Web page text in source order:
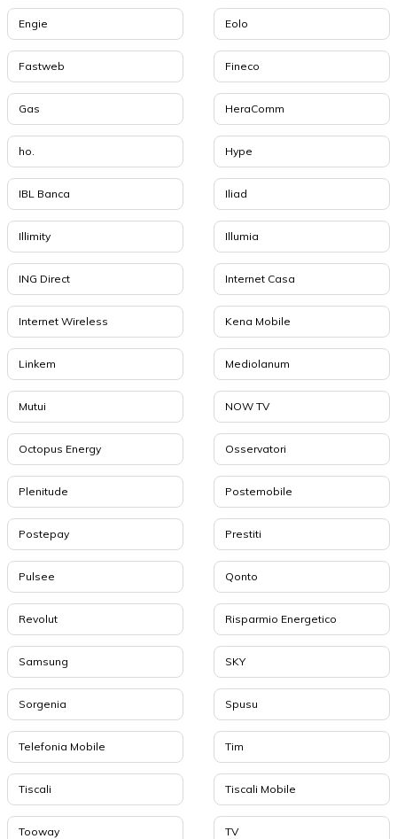
Engie Eolo
Fastweb Fineco
Gas HeraComm
ho. Hype
IBL Banca Iliad
Illimity Illumia
ING Direct Internet Casa
Internet Wireless Kena Mobile
Linkem Mediolanum
Mutui NOW TV
Octopus Energy Osservatori
Plenitude Postemobile
Postepay Prestiti
Pulsee Qonto
Revolut Risparmio Energetico
Samsung SKY
Sorgenia Spusu
Telefonia Mobile Tim
Tiscali Tiscali Mobile
Tooway TV